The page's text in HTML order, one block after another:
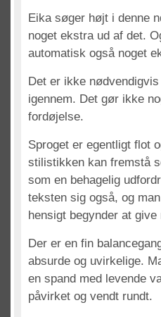
Eika søger højt i denne
noget ekstra ud af det.
automatisk også noget
Det er ikke
igennem. Det gør ikke
fordøjelse.
Sproget er egentligt flot
stilistikken kan fremstå
som en behagelig
teksten sig også, og
hensigt begynder at give
Der er en fin
absurde og uvirkelige.
en spand med levende
påvirket og vendt rundt.